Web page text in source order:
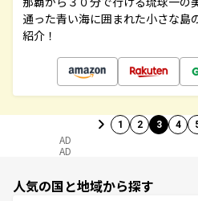
通った青い海に囲まれた小さな島
紹介！
1 2 3 4
AD
AD
人気の国と地域から探す